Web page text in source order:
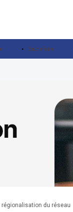
Savoir-faire
régionalisation du réseau